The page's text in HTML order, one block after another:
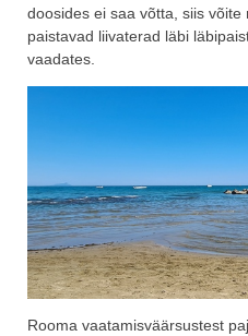
doosides ei saa võtta, siis võite
paistavad liivaterad läbi
vaadates.
Rooma vaatamisväärsustest